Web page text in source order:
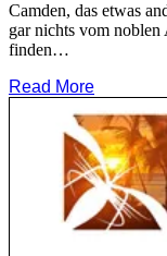
Camden, das etwas
gar nichts vom
finden…
Read More